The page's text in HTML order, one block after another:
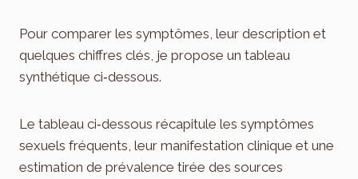
Pour comparer les symptômes, leur description et
quelques chiffres clés, je propose un tableau
synthétique ci‑dessous.
Le tableau ci‑dessous récapitule les symptômes
sexuels fréquents, leur manifestation clinique et une
estimation de prévalence tirée des sources